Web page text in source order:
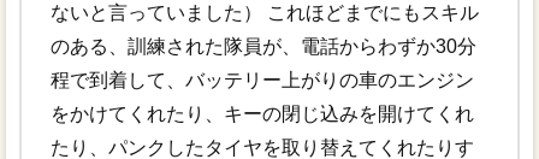
ないと言っていました） これほどまでにもスキル
のある、訓練された隊員が、電話からわずか30分
程で到着して、バッテリー上がりの車のエンジン
をかけてくれたり、キーの閉じ込みを開けてくれ
たり、パンクしたタイヤを取り替えてくれたりす